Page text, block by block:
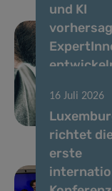
und KI
16 Juli 2026
richtet
erste